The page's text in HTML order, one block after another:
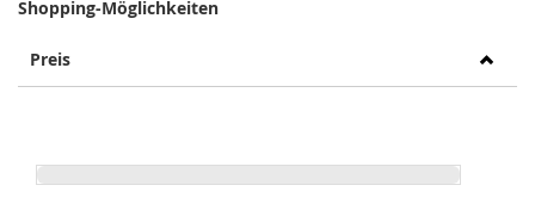
Shopping-Möglichkeiten
Preis